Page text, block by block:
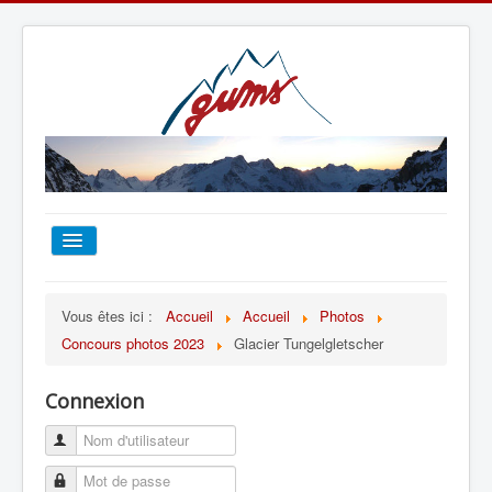
TOUT SUR LE GUMS
ESCALADE
ALPINISME
Vous êtes ici : Accueil Accueil
Photos
Concours photos 2023
Glacier Tungelgletscher
Connexion